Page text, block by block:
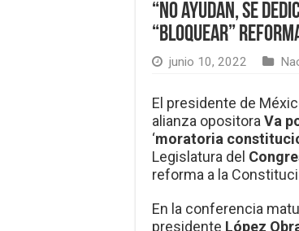
“No ayudan, se
“bloquear”
junio 10, 2022
El presidente de
alianza opositora Va
‘moratoria
Legislatura del
reforma a la
En la conferencia
presidente López